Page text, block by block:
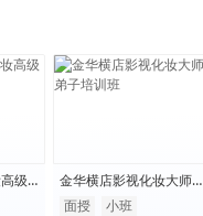
级
金华横店影视化妆大师
弟子培训班
面授
小班